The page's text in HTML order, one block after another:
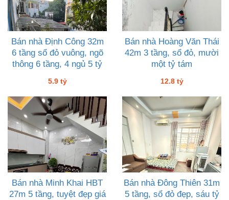
Bán nhà Định Công 32m
6 tầng sổ đỏ vuông, ngõ
thông 6 tầng, 4 ngủ 5 tỷ
5.9 tỷ
Bán nhà Hoàng Văn Thái
42m 3 tầng, sổ đỏ, mười
một tỷ tám
12.8 tỷ
Bán nhà Minh Khai HBT
27m 5 tầng, tuyệt đẹp giá
Bán nhà Đông Thiên 31m
5 tầng, sổ đỏ đẹp, sáu tỷ